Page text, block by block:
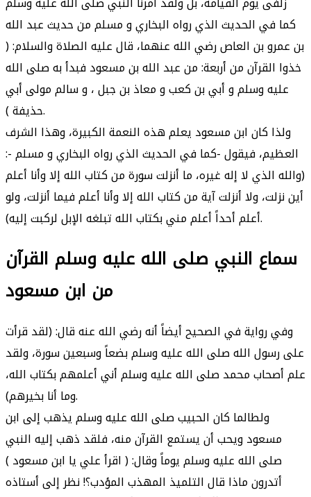
كما في الحديث الذي رواه البخاري و مسلم من حديث عبد الله
بن عمرو بن العاص رضي الله عنهما، قال عليه الصلاة والسلام: (
خذوا القرآن من أربعة: من عبد الله بن مسعود فبدأ به صلى الله
عليه وسلم و أبي بن كعب و معاذ بن جبل ، و سالم مولى أبي
حذيفة ).
ولذا كان ابن مسعود يعلم هذه النعمة الكبيرة، وهذا الشرف
العظيم، فيقول -كما في الحديث الذي رواه البخاري و مسلم -:
(والله الذي لا إله غيره، ما أنزلت سورة من كتاب الله إلا وأنا أعلم
أين نزلت، ولا أنزلت آية من كتاب الله إلا وأنا أعلم فيما أنزلت، ولو
أعلم أحداً أعلم مني بكتاب الله تبلغه الإبل لركبت إليه).
سماع النبي صلى الله عليه وسلم القرآن
من ابن مسعود
وفي رواية في الصحيح أيضاً أنه رضي الله عنه قال: (لقد قرأت
على رسول الله صلى الله عليه وسلم بضعاً وسبعين سورة، ولقد
علم أصحاب محمد صلى الله عليه وسلم أني أعلمهم بكتاب الله،
وما أنا بخيرهم).
ولطالما كان الحبيب صلى الله عليه وسلم يذهب إلى ابن
مسعود ويحب أن يستمع القرآن منه، فلقد ذهب إليه النبي
صلى الله عليه وسلم يوماً وقال: ( اقرأ علي يا ابن مسعود )
أتدرون ماذا قال التلميذ المهذب المؤدب؟! نظر إلى أستاذه